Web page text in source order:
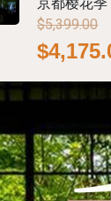
$5,399.00
$